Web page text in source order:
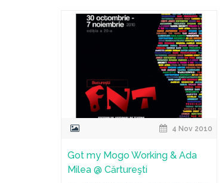
4 Nov 2010
Got my Mogo Working & Ada
Milea @ Cărtureşti